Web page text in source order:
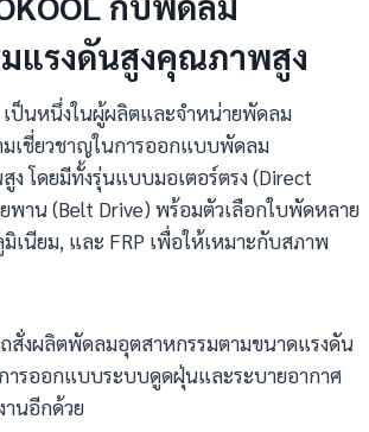
แรงดันสูงคุณภาพสูง
เป็นหนึ่งในผู้ผลิตและจำหน่ายพัดลม
เชี่ยวชาญในการออกแบบพัดลม
ง โดยมีทั้งรุ่นแบบมอเตอร์ตรง (Direct
พาน (Belt Drive) พร้อมตัวเลือกใบพัดหลาย
เนียม, และ FRP เพื่อให้เหมาะกับสภาพ
สั่งผลิตพัดลมอุตสาหกรรมตามขนาดแรงดัน
ารออกแบบระบบดูดฝุ่นและระบายอากาศ
านอีกด้วย